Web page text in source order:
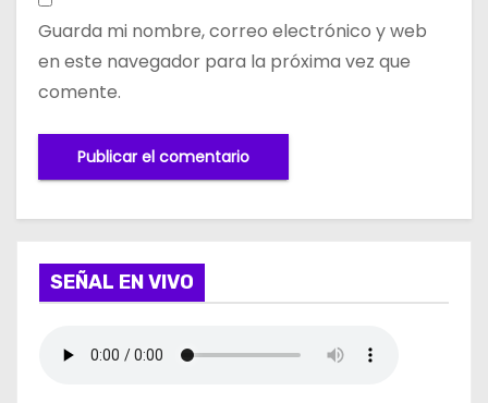
Guarda mi nombre, correo electrónico y web
en este navegador para la próxima vez que
comente.
SEÑAL EN VIVO